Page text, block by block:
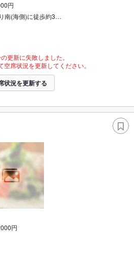
円
南(海側)に徒歩約3…
更新に失敗しました。
席状況を更新してください。
状況を更新する
円